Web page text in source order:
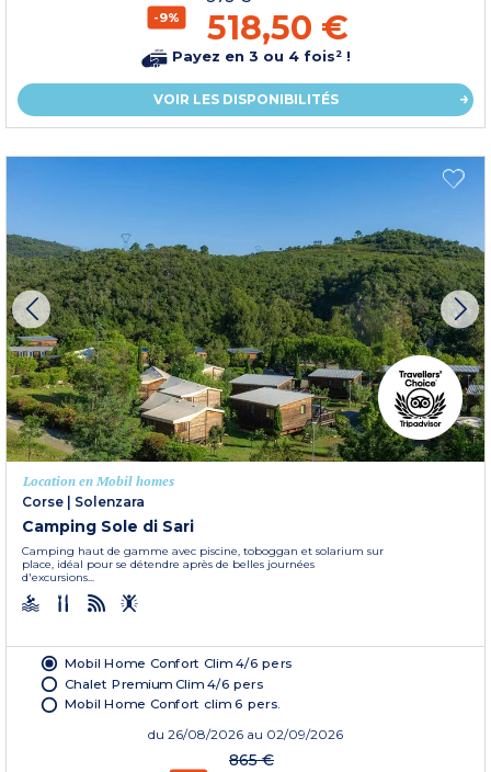
-9% 518,50 €
Payez en 3 ou 4 fois² !
VOIR LES DISPONIBILITÉS
Location en Mobil homes
Corse | Solenzara
Camping Sole di Sari
Camping haut de gamme avec piscine, toboggan et solarium sur
place, idéal pour se détendre après de belles journées
d'excursions...
Mobil Home Confort Clim 4/6 pers
Chalet Premium Clim 4/6 pers
Mobil Home Confort clim 6 pers.
du 26/08/2026 au 02/09/2026
865 €